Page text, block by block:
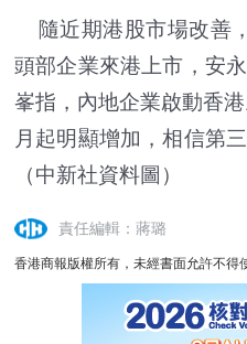
隨近期港股市場改善
頭部企業來港上市，安
峯指，內地企業啟動香
月起明顯增加，相信第
（中新社資料圖）
責任編輯：蔣璐
香港商報版權所有，未經書面允許不得